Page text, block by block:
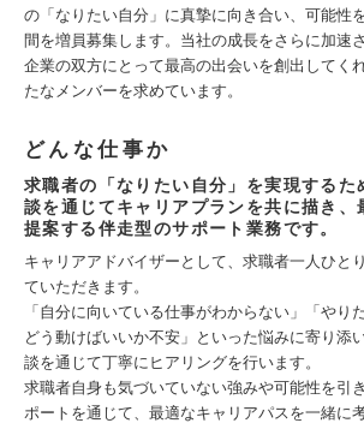
の「なりたい自分」に真摯に向き合い、可能性
間を増員募集します。当社の成長をさらに加速
企業の双方にとって最高の出会いを創出してく
たなメンバーを求めています。
どんな仕事か
求職者の「なりたい自分」を実現するた
談を通じてキャリアプランを共に描き、
提案する伴走型のサポート業務です。
キャリアアドバイザーとして、求職者一人ひと
ていただきます。
「自分に向いている仕事がわからない」「やり
どう動けばいいか不安」といった悩みに寄り添
談を通じて丁寧にヒアリングを行います。
求職者自身も気づいていない強みや可能性を引
ポートを通じて、最適なキャリアパスを一緒に